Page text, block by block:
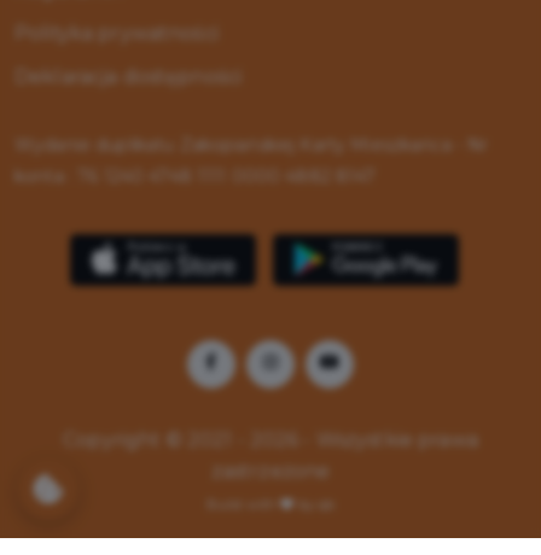
Deklaracja dostępności
Copyright © 2021 - 2026 - Wszystkie prawa
zastrzeżone